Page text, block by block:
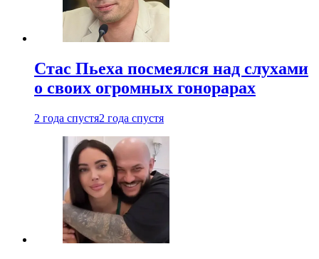
Стас Пьеха посмеялся над слухами
о своих огромных гонорарах
2 года спустя2 года спустя